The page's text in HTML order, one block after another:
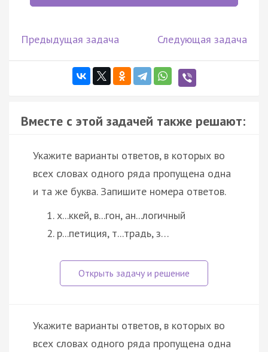
Предыдущая задача Следующая задача
Вместе с этой задачей также решают:
Укажите варианты ответов, в которых во
всех словах одного ряда пропущена одна
и та же буква. Запишите номера ответов.
х...ккей, в...гон, ан...логичный
р...петиция, т...традь, з…
Укажите варианты ответов, в которых во
всех словах одного ряда пропущена одна